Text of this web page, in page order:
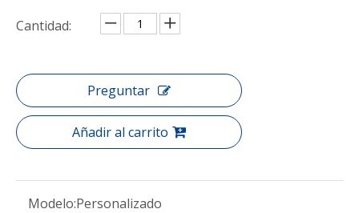
Cantidad:
Preguntar
Añadir al carrito
Modelo:Personalizado